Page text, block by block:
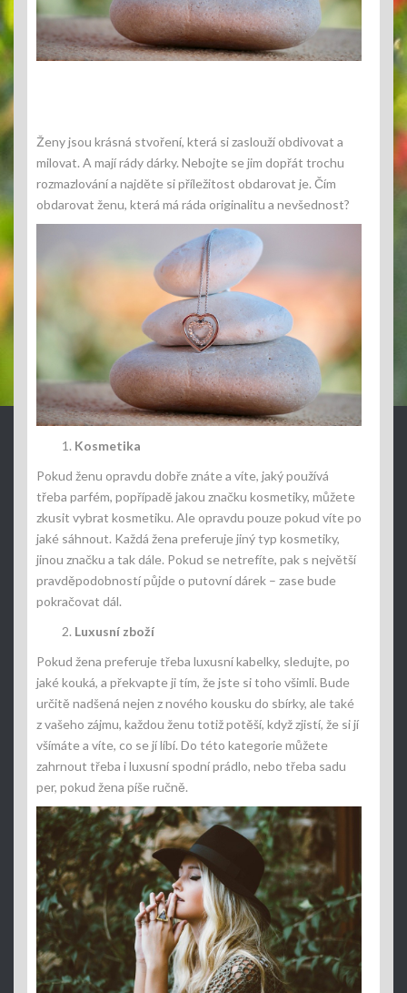
Ženy jsou krásná stvoření, která si zaslouží obdivovat a
milovat. A mají rády dárky. Nebojte se jim dopřát trochu
rozmazlování a najděte si příležitost obdarovat je. Čím
obdarovat ženu, která má ráda originalitu a nevšednost?
Kosmetika
Pokud ženu opravdu dobře znáte a víte, jaký používá
třeba parfém, popřípadě jakou značku kosmetiky, můžete
zkusit vybrat kosmetiku. Ale opravdu pouze pokud víte po
jaké sáhnout. Každá žena preferuje jiný typ kosmetiky,
jinou značku a tak dále. Pokud se netrefíte, pak s největší
pravděpodobností půjde o putovní dárek – zase bude
pokračovat dál.
Luxusní zboží
Pokud žena preferuje třeba luxusní kabelky, sledujte, po
jaké kouká, a překvapte ji tím, že jste si toho všimli. Bude
určitě nadšená nejen z nového kousku do sbírky, ale také
z vašeho zájmu, každou ženu totiž potěší, když zjistí, že si jí
všímáte a víte, co se jí líbí. Do této kategorie můžete
zahrnout třeba i luxusní spodní prádlo, nebo třeba sadu
per, pokud žena píše ručně.